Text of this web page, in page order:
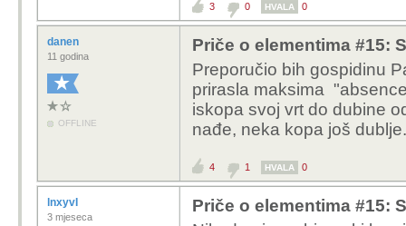
3 0 HVALA 0
danen
11 godina
OFFLINE
Priče o elementima #15:
Preporučio bih gospidinu
prirasla maksima
iskopa svoj vrt do dubine
nađe, neka kopa još
4 1 HVALA 0
lnxyvI
3 mjeseca
Priče o elementima #15: